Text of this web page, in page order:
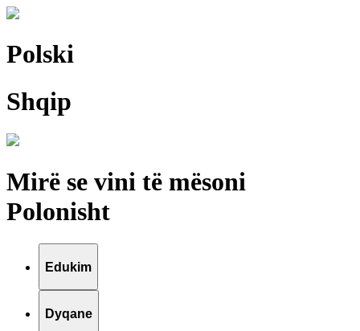
Polski
Shqip
Mirë se vini të mësoni
Polonisht
Edukim
Dyqane